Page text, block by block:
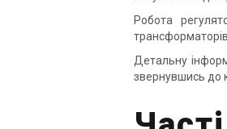
Робота
Детальну
звернувшись до